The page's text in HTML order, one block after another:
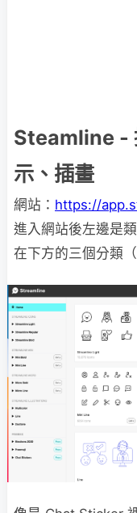
Steamline -
示、插畫
網站： https://
進入網站後左邊是
在下方的三個分類